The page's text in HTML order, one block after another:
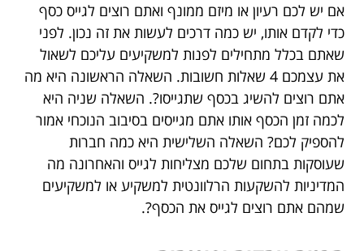
אם יש לכם רעיון או מיזם ממונף ואתם רוצים לגייס כסף
כדי לקדם אותו, יש כמה דרכים לעשות את זה נכון. לפני
שאתם בכלל מתחילים לפנות למשקיעים עליכם לשאול
את עצמכם 4 שאלות חשובות. השאלה הראשונה היא מה
אתם רוצים להשיג בכסף שתגייסו?. השאלה שניה היא
לכמה זמן הכסף אותו אתם מגייסים בסיבוב הנוכחי אמור
להספיק לכם? השאלה השלישית היא כמה חברות
שעוסקות בתחום שלכם מצליחות לגייס והאחרונה מה
המדיניות להשקעות הרלוונטית למשקיע או למשקיעים
שמהם אתם רוצים לגייס את הכסף?.